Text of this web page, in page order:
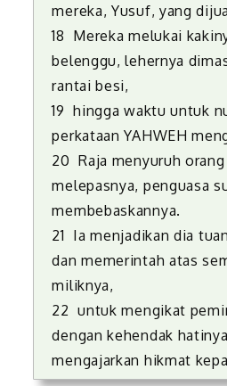
mereka, Yusuf, yang
18 Mereka melukai
belenggu, lehernya
rantai besi,
19 hingga waktu untuk
perkataan YAHWEH
20 Raja menyuruh
melepasnya, penguasa
membebaskannya.
21 Ia menjadikan dia
dan memerintah atas
miliknya,
22 untuk mengikat
dengan kehendak
mengajarkan hikmat